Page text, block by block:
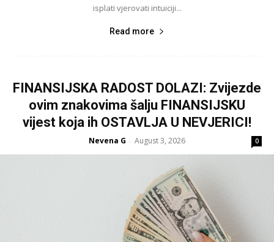
isplati vjerovati intuiciji...
Read more
FINANSIJSKA RADOST DOLAZI: Zvijezde
ovim znakovima šalju FINANSIJSKU
vijest koja ih OSTAVLJA U NEVJERICI!
Nevena G - August 3, 2026 0